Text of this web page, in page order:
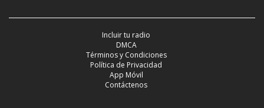
Incluir tu radio
DMCA
Términos y Condiciones
Política de Privacidad
App Móvil
Contáctenos